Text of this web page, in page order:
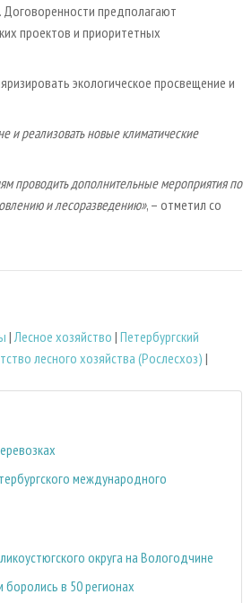
Договоренности предполагают
проектов и приоритетных
экологическое просвещение и
и реализовать новые климатические
проводить дополнительные мероприятия по
и лесоразведению», – отметил со
| Лесное хозяйство | Петербургский
лесного хозяйства (Рослесхоз) |
международного
округа на Вологодчине
в 50 регионах